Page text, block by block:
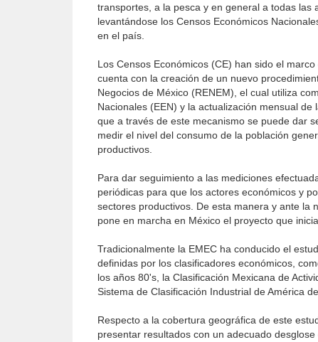
transportes, a la pesca y en general a todas
levantándose los Censos Económicos
en el país.
Los Censos Económicos (CE) han sido el
cuenta con la creación de un nuevo
Negocios de México (RENEM), el cual utiliza
Nacionales (EEN) y la actualización mensual
que a través de este mecanismo se puede dar
medir el nivel del consumo de la población
productivos.
Para dar seguimiento a las mediciones
periódicas para que los actores económicos y
sectores productivos. De esta manera y ante la
pone en marcha en México el pro­yecto que
Tradicionalmente la EMEC ha conducido el
definidas por los clasificadores económicos,
los años 80's, la Clasificación Mexicana de
Sistema de Clasificación Industrial de América
Respecto a la cobertura geográfica de este
presentar resultados con un adecuado